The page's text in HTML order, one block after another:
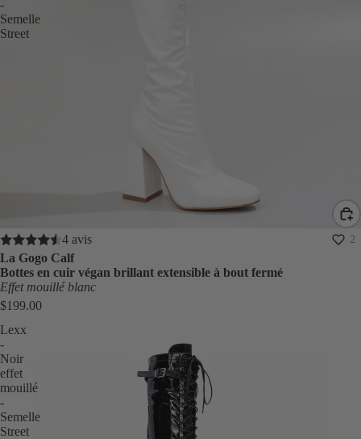
-
Semelle
Street
4 avis 2
La Gogo Calf
Bottes en cuir végan brillant extensible à bout fermé
Effet mouillé blanc
$199.00
Lexx
-
Noir
effet
mouillé
-
Semelle
Street